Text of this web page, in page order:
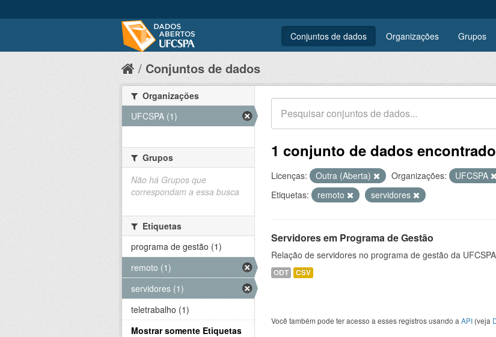
Conjuntos de dados Organizações Grupos
Conjuntos de dados
1 conjunto de dados encontrado
Licenças: Outra (Aberta) Organizações: UFCSPA
Etiquetas:
remoto servidores
Servidores em Programa de Gestão
Relação de servidores no programa de gestão da
ODT CSV
Você também pode ter acesso a esses registros usando a API (veja
Organizações
UFCSPA (1)
Grupos
Não há Grupos que
correspondam a essa busca
Etiquetas
programa de gestão (1)
remoto (1)
servidores (1)
teletrabalho (1)
Mostrar somente Etiquetas